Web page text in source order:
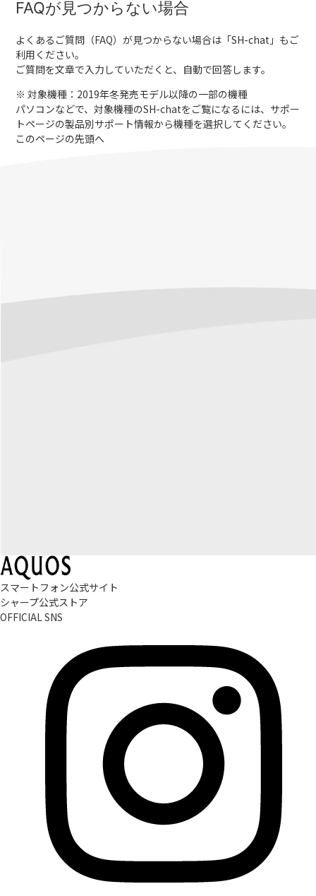
FAQが見つからない場合
よくあるご質問（FAQ）が見つからない場合は「SH-chat 」もご
利用ください。
ご質問を文章で入力していただくと、自動で回答します。
※ 対象機種：2019年冬発売モデル以降の一部の機種
パソコンなどで、対象機種のSH-chatをご覧になるには、サポー
トページの製品別サポート情報から機種を選択してください。
このページの先頭へ
スマートフォン公式サイト
シャープ公式ストア
OFFICIAL SNS